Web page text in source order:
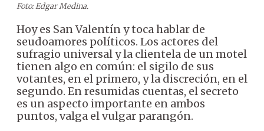
Foto: Edgar Medina.
Hoy es San Valentín y toca hablar de
seudoamores políticos. Los actores del
sufragio universal y la clientela de un motel
tienen algo en común: el sigilo de sus
votantes, en el primero, y la discreción, en el
segundo. En resumidas cuentas, el secreto
es un aspecto importante en ambos
puntos, valga el vulgar parangón.